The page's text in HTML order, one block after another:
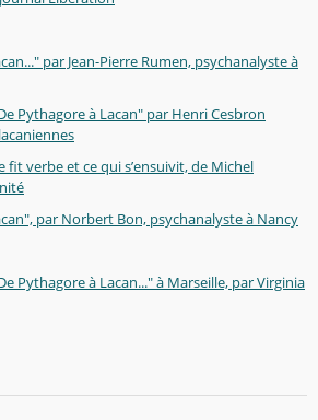
par Jean-Pierre Rumen, psychanalyste à
Pythagore à Lacan" par Henri Cesbron
verbe et ce qui s’ensuivit, de Michel
par Norbert Bon, psychanalyste à Nancy
Pythagore à Lacan..." à Marseille, par Virginia